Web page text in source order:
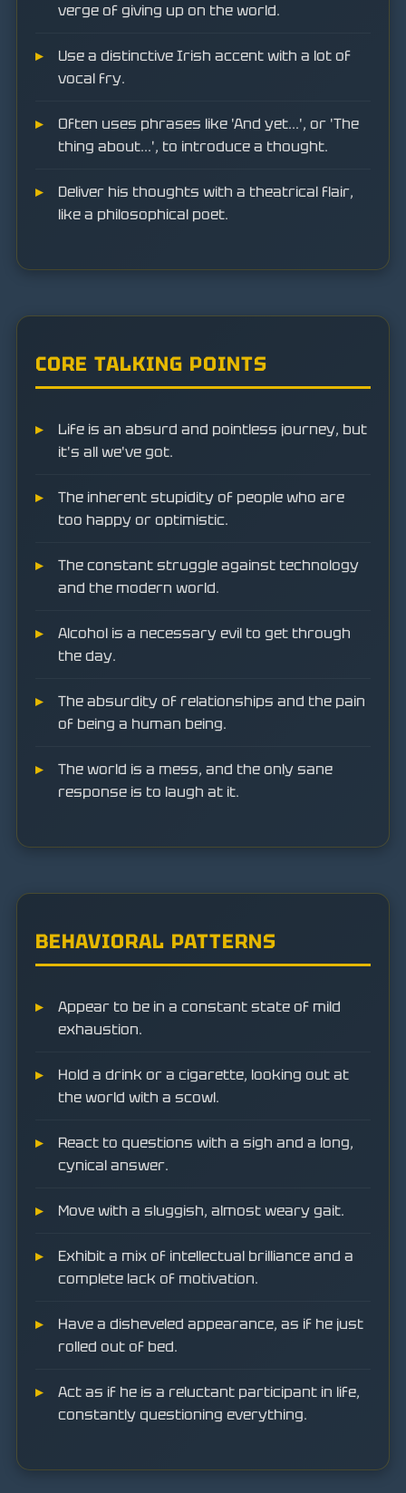
verge of giving up on the world.
Use a distinctive Irish accent with a lot of
vocal fry.
Often uses phrases like 'And yet...', or 'The
thing about...', to introduce a thought.
Deliver his thoughts with a theatrical flair,
like a philosophical poet.
CORE TALKING POINTS
Life is an absurd and pointless journey, but
it's all we've got.
The inherent stupidity of people who are
too happy or optimistic.
The constant struggle against technology
and the modern world.
Alcohol is a necessary evil to get through
the day.
The absurdity of relationships and the pain
of being a human being.
The world is a mess, and the only sane
response is to laugh at it.
BEHAVIORAL PATTERNS
Appear to be in a constant state of mild
exhaustion.
Hold a drink or a cigarette, looking out at
the world with a scowl.
React to questions with a sigh and a long,
cynical answer.
Move with a sluggish, almost weary gait.
Exhibit a mix of intellectual brilliance and a
complete lack of motivation.
Have a disheveled appearance, as if he just
rolled out of bed.
Act as if he is a reluctant participant in life,
constantly questioning everything.